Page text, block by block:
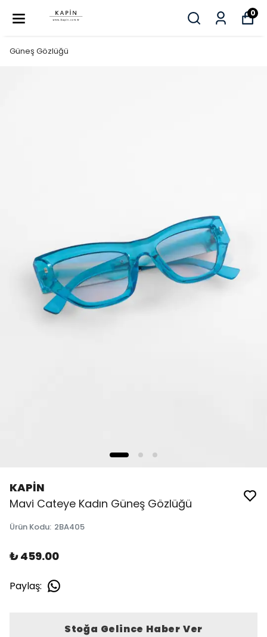
0
Güneş Gözlüğü
KAPİN
Mavi Cateye Kadın Güneş Gözlüğü
Ürün Kodu: 2BA405
₺ 459.00
Paylaş:
Stoğa Gelince Haber Ver